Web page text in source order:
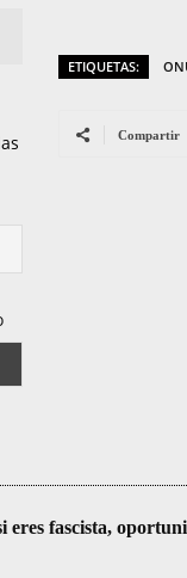
ETIQUETAS:
Compartir
fascista,